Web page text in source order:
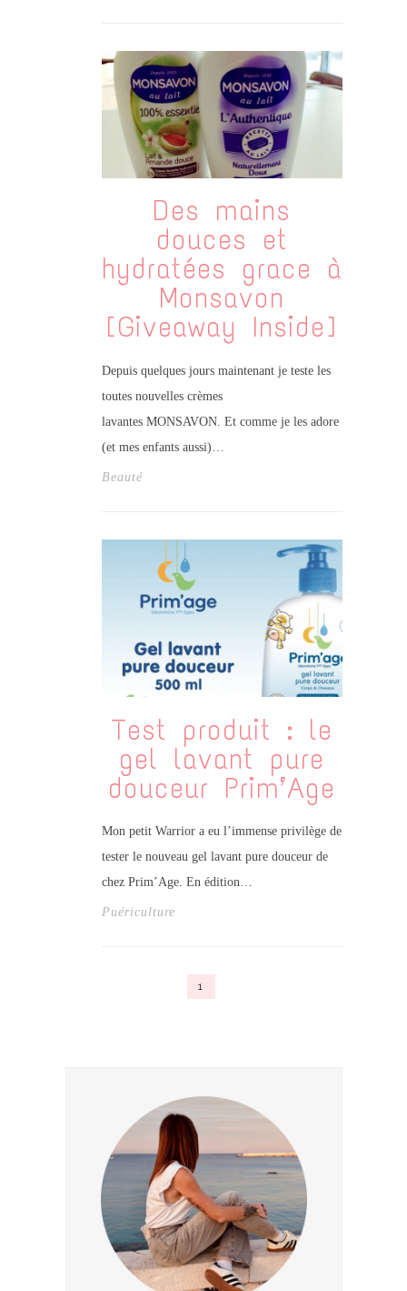
Des mains
douces et
hydratées grace à
Monsavon
[Giveaway Inside]
Depuis quelques jours maintenant je teste les
toutes nouvelles crèmes
lavantes MONSAVON. Et comme je les adore
(et mes enfants aussi)…
Beauté
Test produit : le
gel lavant pure
douceur Prim’Age
Mon petit Warrior a eu l’immense privilège de
tester le nouveau gel lavant pure douceur de
chez Prim’Age. En édition…
Puériculture
1